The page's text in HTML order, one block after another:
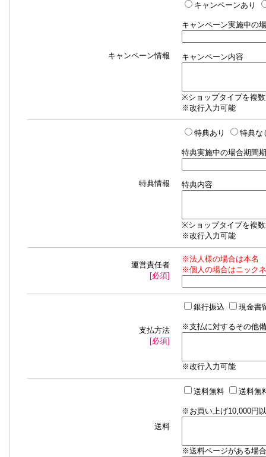
キャンペーン情報
キャンペーンあり
キャンペーン実施中の
キャンペーン内容
※ショップタイプを複
※改行入力可能
特典情報
特典あり 特典な
特典実施中の場合期間
特典内容
※ショップタイプを複
※改行入力可能
運営責任者
[必須]
※法人様の場合は本名
※個人の場合はニック
支払方法
[必須]
銀行振込 現金書
※支払に対するその他
※改行入力可能
送料
送料無料 送料無
※お買い上げ10,000円
※送料ページがある場合